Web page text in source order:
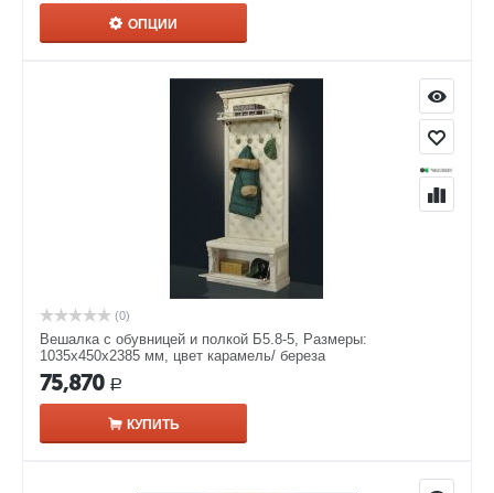
ОПЦИИ
(0)
Вешалка с обувницей и полкой Б5.8-5, Размеры:
1035х450х2385 мм, цвет карамель/ береза
75,870 Р
КУПИТЬ